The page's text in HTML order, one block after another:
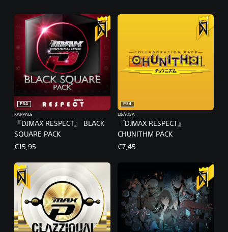
『DJMAX RESPECT』 BLACK
SQUARE PACK
PS4
KAPPALE
€15,95
『DJMAX RESPECT』
CHUNITHM PACK
PS4
LISÄOSA
€7,45